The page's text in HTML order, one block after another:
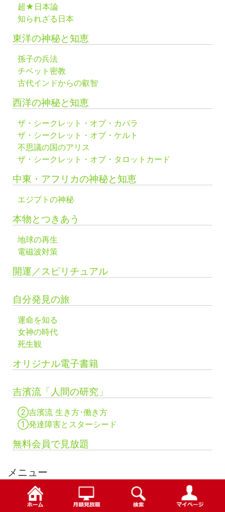
超★日本論
知られざる日本
東洋の神秘と知恵
孫子の兵法
チベット密教
古代インドからの叡智
西洋の神秘と知恵
ザ・シークレット・オブ・カバラ
ザ・シークレット・オブ・ケルト
不思議の国のアリス
ザ・シークレット・オブ・タロットカード
中東・アフリカの神秘と知恵
エジプトの神秘
本物とつきあう
地球の再生
電磁波対策
開運／スピリチュアル
自分発見の旅
運命を知る
女神の時代
死生観
オリジナル電子書籍
吉濱流「人間の研究」
②吉濱流 生き方･働き方
①発達障害とスターシード
無料会員で見放題
メニュー
お知らせ
お問い合わせ
プライバシーポリシ